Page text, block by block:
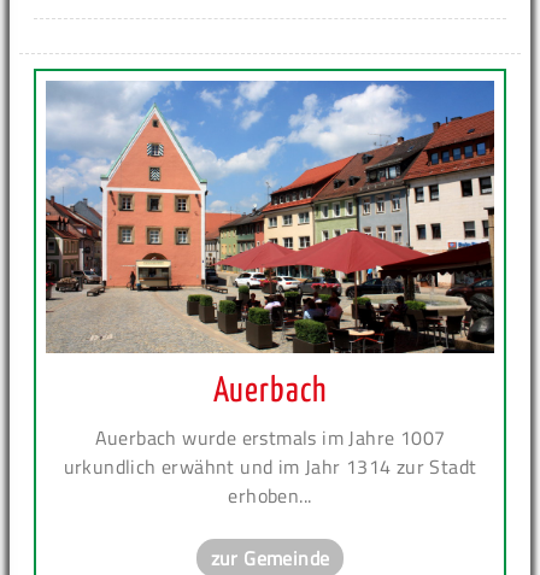
Auerbach
Auerbach wurde erstmals im Jahre 1007
urkundlich erwähnt und im Jahr 1314 zur Stadt
erhoben...
zur Gemeinde